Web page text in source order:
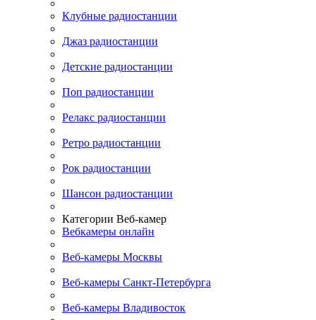
Клубные радиостанции
Джаз радиостанции
Детские радиостанции
Поп радиостанции
Релакс радиостанции
Ретро радиостанции
Рок радиостанции
Шансон радиостанции
Категории Веб-камер
Вебкамеры онлайн
Веб-камеры Москвы
Веб-камеры Санкт-Петербурга
Веб-камеры Владивосток